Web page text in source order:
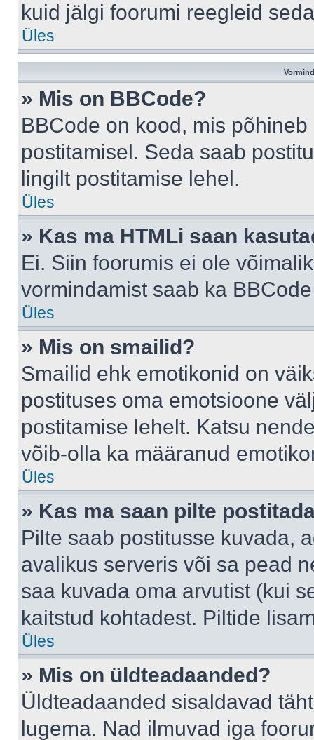
kuid jälgi foorumi reegleid
Üles
» Mis on BBCode?
BBCode on kood, mis
postitamisel. Seda saab
lingilt postitamise lehel.
Üles
» Kas ma HTMLi saan
Ei. Siin foorumis ei ole
vormindamist saab ka
Üles
» Mis on smailid?
Smailid ehk emotikonid on
postituses oma emotsioone
postitamise lehelt. Katsu
võib-olla ka määranud
Üles
» Kas ma saan pilte
Pilte saab postitusse kuvada,
avalikus serveris või sa pead
saa kuvada oma arvutist (kui
kaitstud kohtadest. Piltide
Üles
» Mis on üldteadaanded?
Üldteadaanded sisaldavad
lugema. Nad ilmuvad iga